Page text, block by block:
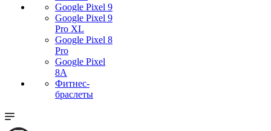
Google Pixel 9
Google Pixel 9
Pro XL
Google Pixel 8
Pro
Google Pixel
8A
Фитнес-
браслеты